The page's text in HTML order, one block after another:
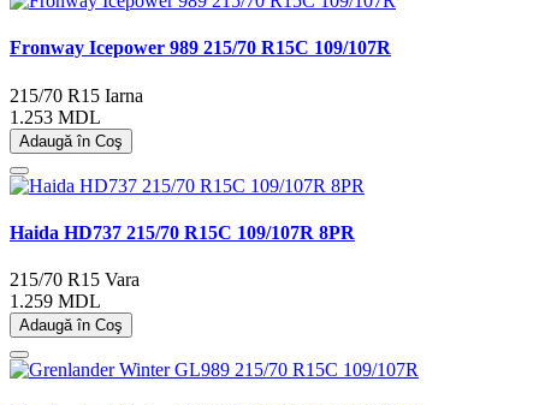
Fronway Icepower 989 215/70 R15C 109/107R
215/70 R15 Iarna
1.253 MDL
Adaugă în Coş
Haida HD737 215/70 R15C 109/107R 8PR
215/70 R15 Vara
1.259 MDL
Adaugă în Coş